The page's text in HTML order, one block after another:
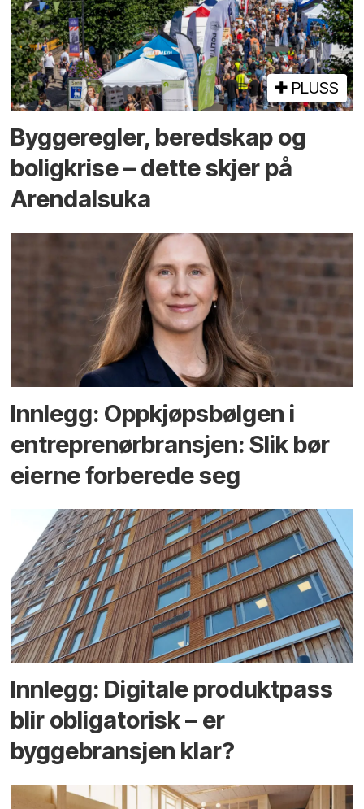
PLUSS
Bygge­regler, beredskap og
bolig­krise – dette skjer på
Arendals­uka
Innlegg: Oppkjøps­bølgen i
entreprenør­bransjen: Slik bør
eierne forberede seg
Innlegg: Digitale produktpass
blir obligatorisk – er
byggebransjen klar?